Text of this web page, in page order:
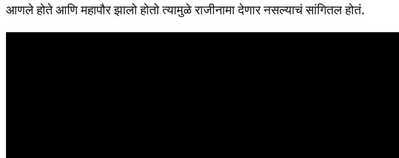
आणले होते आणि महापौर झालो होतो त्यामुळे राजीनामा देणार नसल्याचं सांगितल होतं.